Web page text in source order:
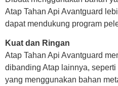
Atap Tahan Api Avantguard
dapat mendukung program
Kuat dan Ringan
Atap Tahan Api Avantguard
dibanding Atap lainnya,
yang menggunakan bahan